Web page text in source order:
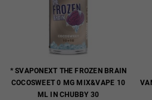
* SVAPONEXT THE FROZEN BRAIN
COCOSWEET 0 MG MIX&VAPE 10
ML IN CHUBBY 30